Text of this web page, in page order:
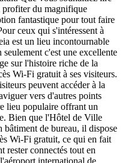
du magnifique
fantastique pour tout faire
ceux qui s'intéressent à
est un lieu incontournable
c'est une excellente
sur l'histoire riche de la
Wi-Fi gratuit à ses visiteurs.
peuvent accéder à la
vers d'autres points
lieu populaire offrant un
Bien que l'Hôtel de Ville
bâtiment de bureau, il dispose
Wi-Fi gratuit, ce qui en fait
rester connectés tout en
international de